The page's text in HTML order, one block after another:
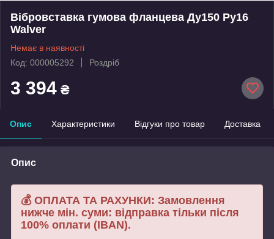
Вібровставка гумова фланцева Ду150 Ру16
Walver
Немає в наявності
Код: 000005292
Роздріб
3 394 ₴
Опис Характеристики Відгуки про товар Доставка
Опис
💰 ОПЛАТА ТА РАХУНКИ: Замовлення
нижче мін. суми: відправка тільки після
100% оплати (IBAN).